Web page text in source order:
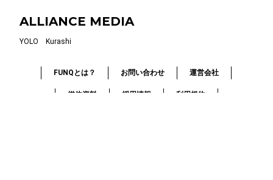
ALLIANCE MEDIA
YOLO Kurashi
FUNQとは？ お問い合わせ 運営会社
媒体資料 採用情報 利用規約